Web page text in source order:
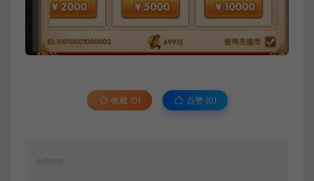
收藏 (0) 点赞 (0)
免责申明